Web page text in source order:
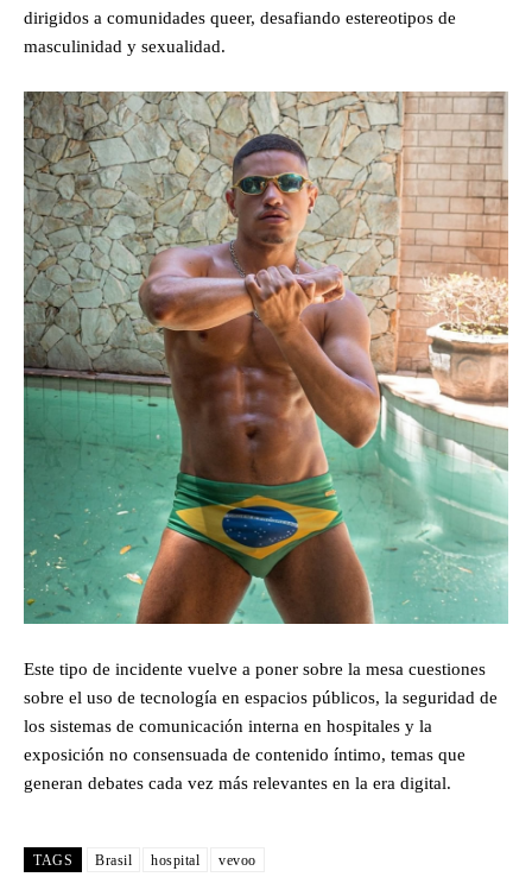
dirigidos a comunidades queer, desafiando estereotipos de
masculinidad y sexualidad.
Este tipo de incidente vuelve a poner sobre la mesa cuestiones
sobre el uso de tecnología en espacios públicos, la seguridad de
los sistemas de comunicación interna en hospitales y la
exposición no consensuada de contenido íntimo, temas que
generan debates cada vez más relevantes en la era digital.
TAGS Brasil hospital vevoo